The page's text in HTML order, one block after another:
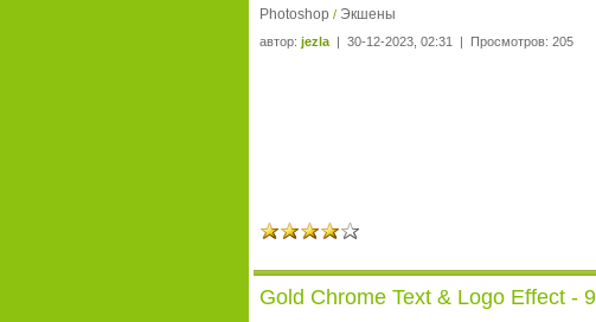
Photoshop / Экшены
автор: jezla | 30-12-2023, 02:31 | Просмотров: 205
Gold Chrome Text & Logo Effect -